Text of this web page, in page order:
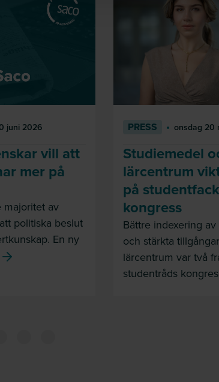
juni 2026
vill att
mer på
majoritet av
politiska beslut
En ny
PRESS onsdag 20
Studiemedel
lärcentrum
på
kongress
Bättre indexering
och stärkta
lärcentrum var två
studentråds